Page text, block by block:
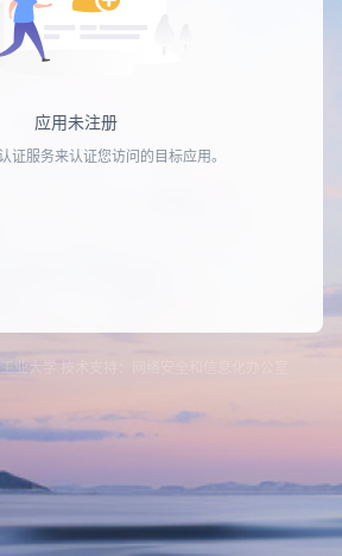
应用未注册
证服务来认证您访问的目标应用。
业大学 技术支持：网络安全和信息化办公室